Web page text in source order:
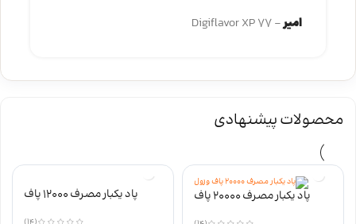
امیر Digiflavor XP 77
محصولات پیشنهادی
پاد یکبار مصرف 20000 پاف
پاد یکبار مصرف 12000 پاف